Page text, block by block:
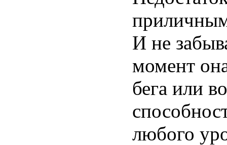
И не
момент
бега или
любого